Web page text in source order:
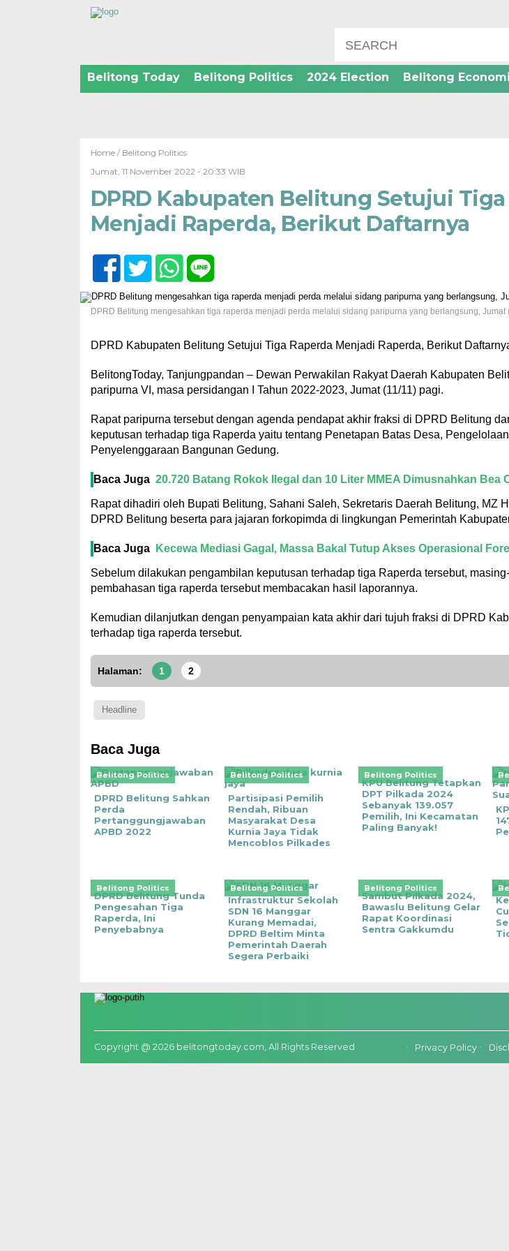
Belitong Today Belitong Politics 2024 Election Belitong
Home / Belitong Politics
Jumat, 11 November 2022 - 20:33 WIB
DPRD Kabupaten Belitung Setujui Tiga
Menjadi Raperda, Berikut Daftarnya
DPRD Belitung mengesahkan tiga raperda menjadi perda melalui sidang paripurna yang berlangsung, Jumat
DPRD Kabupaten Belitung Setujui Tiga Raperda Menjadi Raperda, Berikut
BelitongToday, Tanjungpandan – Dewan Perwakilan Rakyat Daerah Kabupaten
paripurna VI, masa persidangan I Tahun 2022-2023, Jumat (11/11) pagi.
Rapat paripurna tersebut dengan agenda pendapat akhir fraksi di DPRD Belitung
keputusan terhadap tiga Raperda yaitu tentang Penetapan Batas Desa,
Penyelenggaraan Bangunan Gedung.
Baca Juga 20.720 Batang Rokok Ilegal dan 10 Liter MMEA Dimusnahkan Bea
Rapat dihadiri oleh Bupati Belitung, Sahani Saleh, Sekretaris Daerah Belitung, MZ
DPRD Belitung beserta para jajaran forkopimda di lingkungan Pemerintah
Baca Juga Kecewa Mediasi Gagal, Massa Bakal Tutup Akses Operasional
Sebelum dilakukan pengambilan keputusan terhadap tiga Raperda tersebut,
pembahasan tiga raperda tersebut membacakan hasil laporannya.
Kemudian dilanjutkan dengan penyampaian kata akhir dari tujuh fraksi di DPRD
terhadap tiga raperda tersebut.
Halaman: 1 2
Headline
Baca Juga
Belitong Politics
DPRD Belitung Sahkan
Perda
Pertanggungjawaban
APBD 2022
Belitong Politics
Partisipasi Pemilih
Rendah, Ribuan
Masyarakat Desa
Kurnia Jaya Tidak
Mencoblos Pilkades
Belitong Politics
KPU Belitung Tetapkan
DPT Pilkada 2024
Sebanyak 139.057
Pemilih, Ini Kecamatan
Paling Banyak!
Belitong Politics
DPRD Belitung Tunda
Pengesahan Tiga
Raperda, Ini
Penyebabnya
Belitong Politics
Infrastruktur Sekolah
SDN 16 Manggar
Kurang Memadai,
DPRD Beltim Minta
Pemerintah Daerah
Segera Perbaiki
Belitong Politics
Sambut Pilkada 2024,
Bawaslu Belitung Gelar
Rapat Koordinasi
Sentra Gakkumdu
Copyright @ 2026 belitongtoday.com, All Rights Reserved Privacy Policy